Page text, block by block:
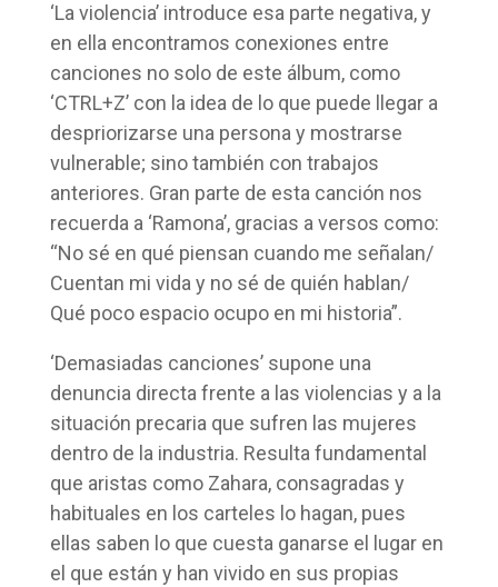
‘La violencia’ introduce esa parte negativa, y
en ella encontramos conexiones entre
canciones no solo de este álbum, como
‘CTRL+Z’ con la idea de lo que puede llegar a
despriorizarse una persona y mostrarse
vulnerable; sino también con trabajos
anteriores. Gran parte de esta canción nos
recuerda a ‘Ramona’, gracias a versos como:
“No sé en qué piensan cuando me señalan/
Cuentan mi vida y no sé de quién hablan/
Qué poco espacio ocupo en mi historia”.
‘Demasiadas canciones’ supone una
denuncia directa frente a las violencias y a la
situación precaria que sufren las mujeres
dentro de la industria. Resulta fundamental
que aristas como Zahara, consagradas y
habituales en los carteles lo hagan, pues
ellas saben lo que cuesta ganarse el lugar en
el que están y han vivido en sus propias